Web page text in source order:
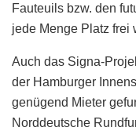
Fauteuils bzw. den
jede Menge Platz frei
Auch das Signa-
der Hamburger
genügend Mieter
Norddeutsche